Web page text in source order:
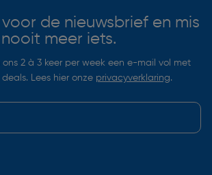
de nieuwsbrief en mis
nooit meer iets.
2 à 3 keer per week een e-mail vol met
Lees hier onze privacyverklaring.